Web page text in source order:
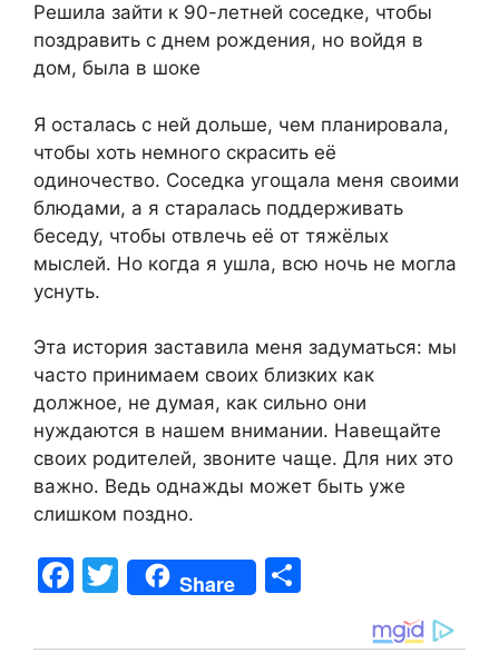
Решила зайти к 90-летней соседке, чтобы
поздравить с днем рождения, но войдя в
дом, была в шоке
Я осталась с ней дольше, чем планировала,
чтобы хоть немного скрасить её
одиночество. Соседка угощала меня своими
блюдами, а я старалась поддерживать
беседу, чтобы отвлечь её от тяжёлых
мыслей. Но когда я ушла, всю ночь не могла
уснуть.
Эта история заставила меня задуматься: мы
часто принимаем своих близких как
должное, не думая, как сильно они
нуждаются в нашем внимании. Навещайте
своих родителей, звоните чаще. Для них это
важно. Ведь однажды может быть уже
слишком поздно.
F
T
w
Share